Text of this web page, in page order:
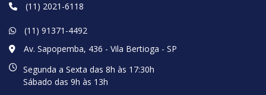
(11) 2021-6118
(11) 91371-4492
Av. Sapopemba, 436 - Vila Bertioga - SP
Segunda a Sexta das 8h às 17:30h
Sábado das 9h às 13h